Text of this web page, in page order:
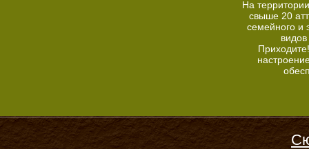
На
свыше 20
семейного и